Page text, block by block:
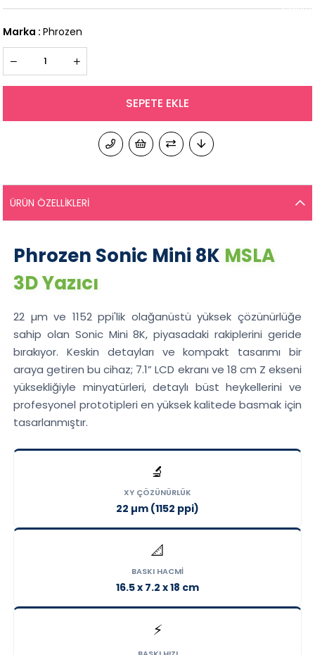
İndirim
Marka : Phrozen
ÜRÜN ÖZELLIKLERI
Phrozen Sonic Mini 8K MSLA
3D Yazıcı
22 µm ve 1152 ppi'lik olağanüstü yüksek çözünürlüğe
sahip olan Sonic Mini 8K, piyasadaki rakiplerini geride
bırakıyor. Keskin detayları ve kompakt tasarımı bir
araya getiren bu cihaz; 7.1” LCD ekranı ve 18 cm Z ekseni
yüksekliğiyle minyatürleri, detaylı büst heykellerini ve
profesyonel prototipleri en yüksek kalitede basmak için
tasarlanmıştır.
🔬
XY ÇÖZÜNÜRLÜK
22 µm (1152 ppi)
📐
BASKI HACMI
16.5 x 7.2 x 18 cm
⚡